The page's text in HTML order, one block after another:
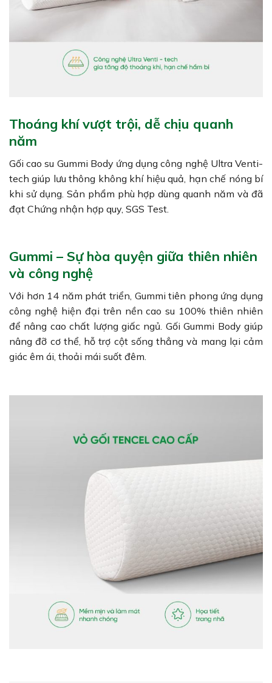
Thoáng khí vượt trội, dễ chịu quanh
năm
Gối cao su Gummi Body ứng dụng công nghệ Ultra Venti-
tech giúp lưu thông không khí hiệu quả, hạn chế nóng bí
khi sử dụng. Sản phẩm phù hợp dùng quanh năm và đã
đạt Chứng nhận hợp quy, SGS Test.
Gummi – Sự hòa quyện giữa thiên nhiên
và công nghệ
Với hơn 14 năm phát triển, Gummi tiên phong ứng dụng
công nghệ hiện đại trên nền cao su 100% thiên nhiên
để nâng cao chất lượng giấc ngủ. Gối Gummi Body giúp
nâng đỡ cơ thể, hỗ trợ cột sống thẳng và mang lại cảm
giác êm ái, thoải mái suốt đêm.